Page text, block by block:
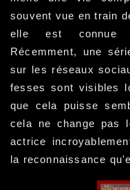
souvent vue en train
elle est connue
Récemment, une
sur les réseaux
fesses sont visibles
que cela puisse
cela ne change pas
actrice
la reconnaissance